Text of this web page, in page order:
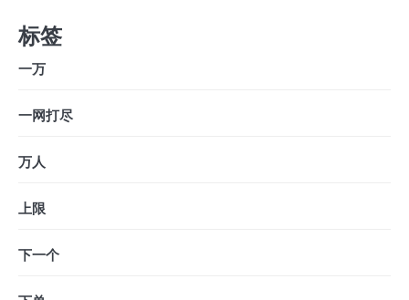
标签
一万
一网打尽
万人
上限
下一个